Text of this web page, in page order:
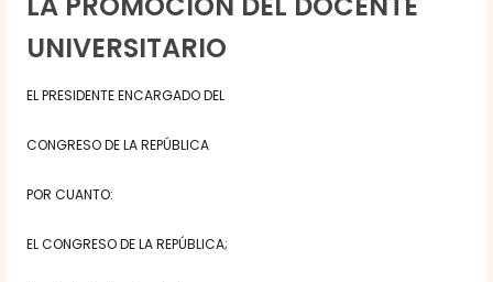
UNIVERSITARIO
EL PRESIDENTE ENCARGADO DEL
CONGRESO DE LA REPÚBLICA
POR CUANTO:
EL CONGRESO DE LA REPÚBLICA;